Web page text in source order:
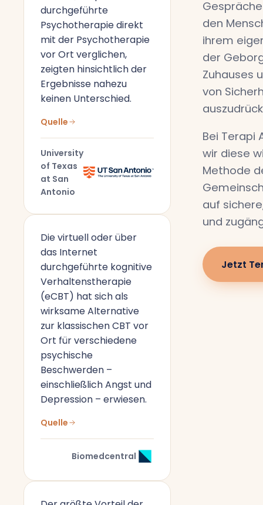
durchgeführte
Psychotherapie direkt
mit der Psychotherapie
vor Ort verglichen,
zeigten hinsichtlich der
Ergebnisse nahezu
keinen Unterschied.
Quelle
University
of Texas
at San
Antonio
Die virtuell oder über
das Internet
durchgeführte kognitive
Verhaltenstherapie
(eCBT) hat sich als
wirksame Alternative
zur klassischen CBT vor
Ort für verschiedene
psychische
Beschwerden –
einschließlich Angst und
Depression – erwiesen.
Quelle
Biomedcentral
den
ihrem
der
Zuhauses
von
Bei Terapi
wir diese
Methode
auf
und
Jetzt